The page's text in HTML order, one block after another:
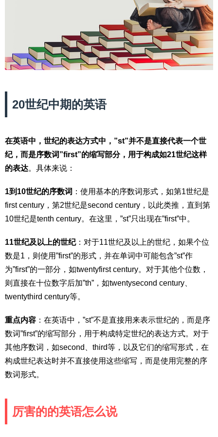
20世纪中期的英语
在英语中，世纪的表达方式中，”st”并不是直接代表一个世
纪，而是序数词”first”的缩写部分，用于构成如21世纪这样
的表达。具体来说：
1到10世纪的序数词 ：使用基本的序数词形式，如第1世纪是
first century，第2世纪是second century，以此类推，直到第
10世纪是tenth century。在这里，”st”只出现在”first”中。
11世纪及以上的世纪：对于11世纪及以上的世纪，如果个位
数是1，则使用”first”的形式，并在单词中可能包含”st”作
为”first”的一部分，如twentyfirst century。对于其他个位数，
则直接在十位数字后加”th”，如twentysecond century、
twentythird century等。
重点内容 ：在英语中，”st”不是直接用来表示世纪的，而是序
数词”first”的缩写部分，用于构成特定世纪的表达方式。对于
其他序数词，如second、third等，以及它们的缩写形式，在
构成世纪表达时并不直接使用这些缩写，而是使用完整的序
数词形式。
厉害的的英语怎么说